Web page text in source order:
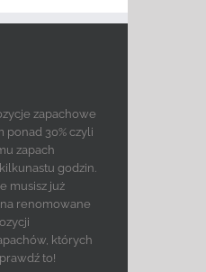
zapachowe
ponad 30% czyli
zapach
godzin.
musisz już
renomowane
których
to!